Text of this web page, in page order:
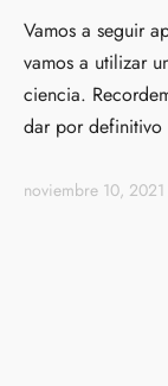
Vamos a seguir
vamos a utilizar
ciencia.
dar por
noviembre 10, 2021